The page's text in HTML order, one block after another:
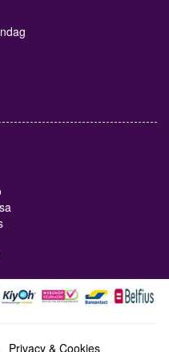
Privacy & Cookies